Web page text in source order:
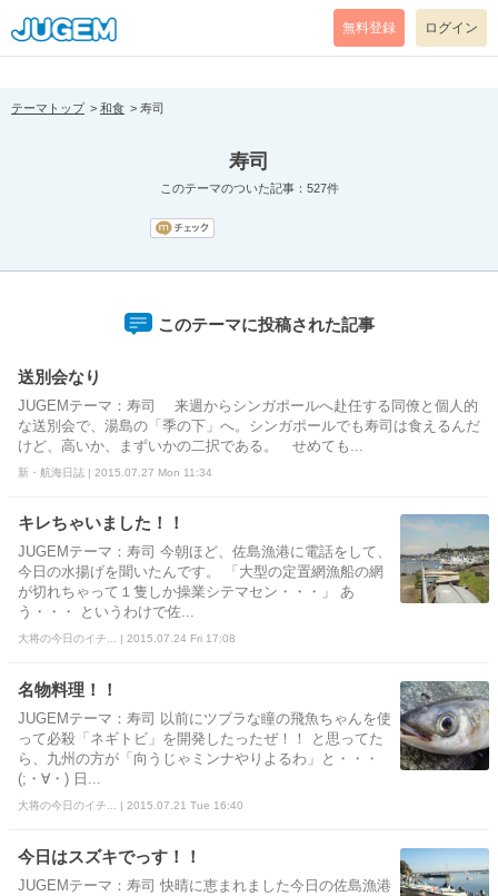
[pear_error: message="Success" code=0 mode=return level=notice
prefix="" info=""]
無料登録 ログイン
テーマトップ 和食 寿司
寿司
このテーマのついた記事：527件
このテーマに投稿された記事
送別会なり
JUGEMテーマ：寿司 来週からシンガポールへ赴任する同僚と個人的
な送別会で、湯島の「季の下」へ。シンガポールでも寿司は食えるんだ
けど、高いか、まずいかの二択である。 せめても...
新・航海日誌 | 2015.07.27 Mon 11:34
キレちゃいました！！
JUGEMテーマ：寿司 今朝ほど、佐島漁港に電話をして、
今日の水揚げを聞いたんです。 「大型の定置網漁船の網
が切れちゃって１隻しか操業シテマセン・・・」 あ
う・・・ というわけで佐...
大将の今日のイチ... | 2015.07.24 Fri 17:08
名物料理！！
JUGEMテーマ：寿司 以前にツブラな瞳の飛魚ちゃんを使
って必殺「ネギトビ」を開発したったぜ！！ と思ってた
ら、九州の方が「向うじゃミンナやりよるわ」と・・・
(;・∀・) 日...
大将の今日のイチ... | 2015.07.21 Tue 16:40
今日はスズキでっす！！
JUGEMテーマ：寿司 快晴に恵まれました今日の佐島漁港